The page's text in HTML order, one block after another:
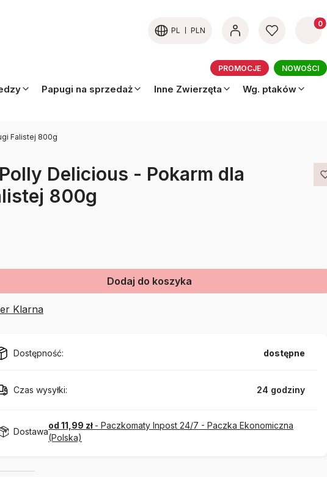
PL PLN
PROMOCJE NOWOŚCI
Papugi na sprzedaż Inne Zwierzęta
Wg. ptaków
Falistej 800g
Delicious - Pokarm dla
800g
Dodaj do koszyka
Dostępność: dostępne
Czas wysyłki: 24 godziny
Dostawa
od 11,99 zł - Paczkomaty Inpost 24/7 - Paczka Ekonomiczna
(Polska)